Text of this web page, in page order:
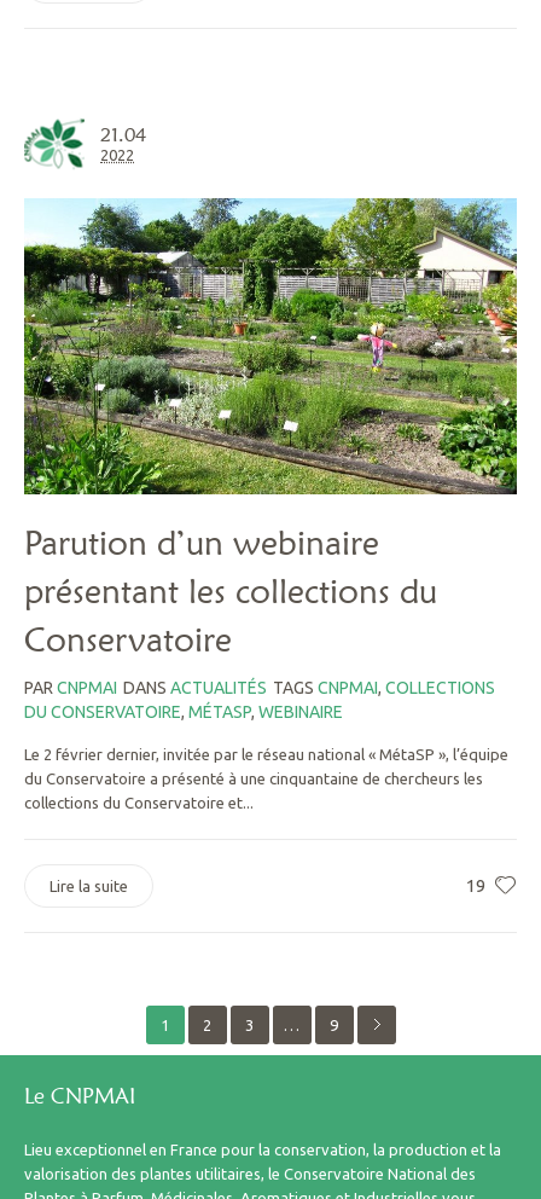
21.04
2022
Parution d’un webinaire
présentant les collections du
Conservatoire
PAR CNPMAI DANS ACTUALITÉS TAGS CNPMAI, COLLECTIONS
DU CONSERVATOIRE, MÉTASP, WEBINAIRE
Le 2 février dernier, invitée par le réseau national « MétaSP », l’équipe
du Conservatoire a présenté à une cinquantaine de chercheurs les
collections du Conservatoire et...
19
Lire la suite
1 2 3 … 9
Le CNPMAI
Lieu exceptionnel en France pour la conservation, la production et la
valorisation des plantes utilitaires, le Conservatoire National des